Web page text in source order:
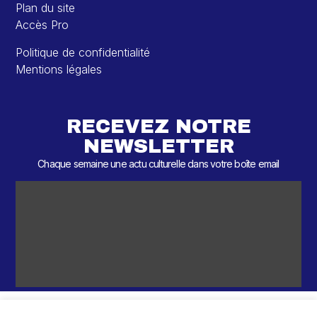
Plan du site
Accès Pro
Politique de confidentialité
Mentions légales
RECEVEZ NOTRE
NEWSLETTER
Chaque semaine une actu culturelle dans votre boîte email